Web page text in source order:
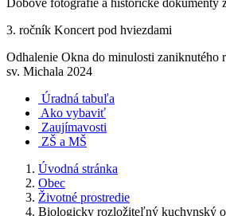
Dobové fotografie a historické dokumenty
3. ročník Koncert pod hviezdami
Odhalenie Okna do minulosti zaniknutého
sv. Michala 2024
Úradná tabuľa
Ako vybaviť
Zaujímavosti
ZŠ a MŠ
Úvodná stránka
Obec
Životné prostredie
Biologicky rozložiteľný kuchynský